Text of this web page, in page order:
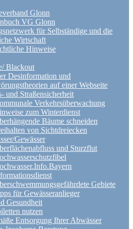
Glonn
VG Glonn
für Selbständige und die
Wirtschaft
Hinweise
Blackout
Desinformation und
auf einer Webseite
und Straßensicherheit
Verkehrsüberwachung
zum Winterdienst
Bäume schneiden
von Sichtdreiecken
Gewässer
und Sturzflut
Gebiete
für Gewässeranlieger
Gesundheit
nutzen
Entsorgung Ihrer Abwässer